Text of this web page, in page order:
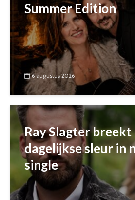
Summer Edition
6 augustus 2026
Ray Slagter breekt
dagelijkse sleur in
single